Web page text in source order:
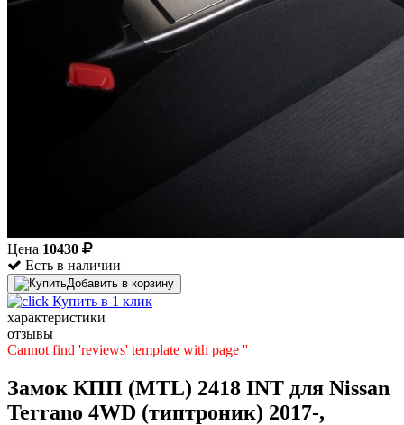
Цена 10430
Есть в наличии
Добавить в корзину
Купить в 1 клик
характеристики
отзывы
Cannot find 'reviews' template with page ''
Замок КПП (MTL) 2418 INT для Nissan
Terrano 4WD (типтроник) 2017-,